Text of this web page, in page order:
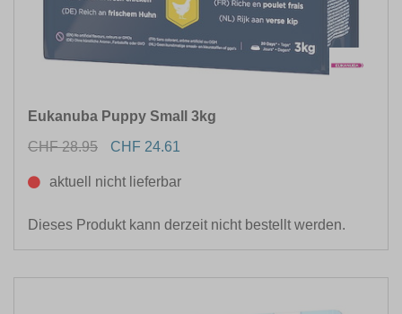
INHALTSMENGE
KONSISTENZ
Eukanuba Puppy Small 3kg
CHF 28.95
CHF 24.61
aktuell nicht lieferbar
Dieses Produkt kann derzeit nicht bestellt werden.